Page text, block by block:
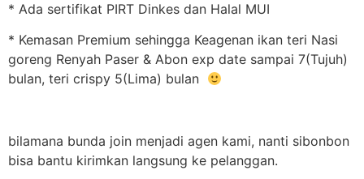
* Ada sertifikat PIRT Dinkes dan Halal MUI
* Kemasan Premium sehingga Keagenan ikan teri Nasi
goreng Renyah Paser & Abon exp date sampai 7(Tujuh)
bulan, teri crispy 5(Lima) bulan
bilamana bunda join menjadi agen kami, nanti sibonbon
bisa bantu kirimkan langsung ke pelanggan.